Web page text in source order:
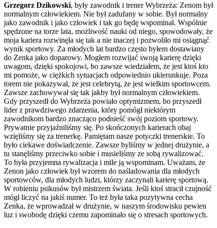
Grzegorz Dzikowski, były zawodnik i trener Wybrzeża: Zenom był
normalnym człowiekiem. Nie był zadufany w sobie. Był normalny
jako zawodnik i jako człowiek i tak go będę wspominał. Wspólnie
spędzone na torze lata, możliwość nauki od niego, spowodowały, że
moja kariera rozwinęła się tak a nie inaczej i pozwoliło mi osiągnąć
wynik sportowy. Za młodych lat bardzo często byłem dostawiany
do Zenka jako doparowy. Mogłem rozwijać swoją karierę dzięki
uwagom, dzięki spokojowi, bo zawsze wiedziałem, że jest ktoś kto
mi pomoże, w ciężkich sytuacjach odpowiednio ukierunkuje. Poza
torem nie pokazywał, że jest celebrytą, że jest wielkim sportowcem.
Zawsze zachowywał się tak jakby był normalnym człowiekiem.
Gdy przyszedł do Wybrzeża powiało optymizmem, bo przyszedł
lider z prawdziwego zdarzenia, który pomógł niektórym
zawodnikom bardzo znacząco podnieść swój poziom sportowy.
Prywatnie przyjaźniliśmy się. Po skończonych karierach obaj
wzięliśmy się za trenerkę. Pamiętam nasze potyczki trenerskie. To
było ciekawe doświadczenie. Zawsze byliśmy w jednej drużynie, a
tu stanęliśmy przeciwko sobie i musieliśmy ze sobą rywalizować.
To była przyjemna rywalizacja i mile ją wspominam. Uważam, że
Zenon jako człowiek był wzorem do naśladowania dla młodych
sportowców, dla młodych ludzi, którzy zaczynali karierę sportową.
W robieniu psikusów był mistrzem świata. Jeśli ktoś stracił czujność
mógł liczyć na jakiś numer. To też była taka pozytywna cecha
Zenka, że wprowadzał w drużynie, w naszym środowisku pewien
luz i swobodę dzięki czemu zapominało się o stresach sportowych.